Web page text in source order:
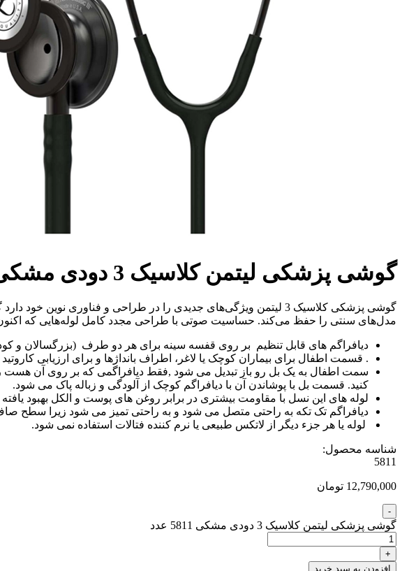
گوشی پزشکی لیتمن کلاسیک 3 دودی مشکی 5811
مدل‌های سنتی را حفظ می‌کند. حساسیت صوتی با طراحی مجدد کامل لوله‌هایی که اکنون
دیافراگم های قابل تنظیم بر روی قفسه سینه برای هر دو طرف (بزرگسالان و
. قسمت اطفال برای بیماران کوچک یا لاغر، اطراف بانداژها و برای ارزیابی
سمت اطفال به یک بل رو باز تبدیل می شود ,فقط دیافراگمی که بر روی آن هست را
کنید. قسمت بل با پوشاندن آن با دیافراگم کوچک از آلودگی و زباله پاک می شود.
لوله های این نسل با مقاومت بیشتری در برابر روغن های پوست و الکل بهبود
دیافراگم تک تکه به راحتی متصل می شود و به راحتی تمیز می شود زیرا سطح
لوله یا هر جزء دیگر از لاتکس طبیعی یا نرم کننده فتالات استفاده نمی شود.
شناسه محصول:
5811
12,790,000 تومان
گوشی پزشکی لیتمن کلاسیک 3 دودی مشکی 5811 عدد
افزودن به سبد خرید